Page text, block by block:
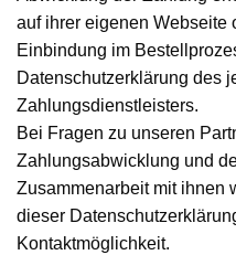
auf ihrer eigenen Webseite
Einbindung im
Datenschutzerklärung des
Zahlungsdienstleisters.
Bei Fragen zu unseren
Zahlungsabwicklung und
Zusammenarbeit mit ihnen
dieser
Kontaktmöglichkeit.